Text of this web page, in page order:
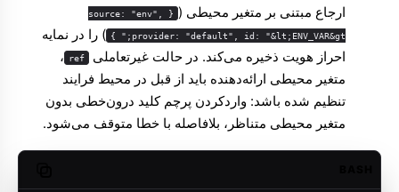
ارجاع مبتنی بر متغیر محیطی (
{ source: "env",
provider: "default", id: "&lt;ENV_VAR&gt;" }
) را در نمایه
احراز هویت ذخیره می‌کند. در حالت غیرتعاملی
ref ،
متغیر محیطی ارائه‌دهنده باید از قبل در محیط فرایند
تنظیم شده باشد: واردکردن پرچم کلید درون‌خطی بدون
متغیر محیطی متناظر، بلافاصله با خطا متوقف می‌شود.